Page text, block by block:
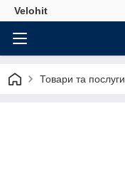
Velohit
Товари та послуги